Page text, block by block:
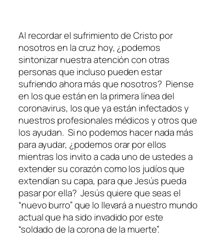
Al recordar el sufrimiento de Cristo por
nosotros en la cruz hoy, ¿podemos
sintonizar nuestra atención con otras
personas que incluso pueden estar
sufriendo ahora más que nosotros? Piense
en los que están en la primera línea del
coronavirus, los que ya están infectados y
nuestros profesionales médicos y otros que
los ayudan. Si no podemos hacer nada más
para ayudar, ¿podemos orar por ellos
mientras los invito a cada uno de ustedes a
extender su corazón como los judíos que
extendían su capa, para que Jesús pueda
pasar por ella? Jesús quiere que seas el
“nuevo burro” que lo llevará a nuestro mundo
actual que ha sido invadido por este
“soldado de la corona de la muerte”.